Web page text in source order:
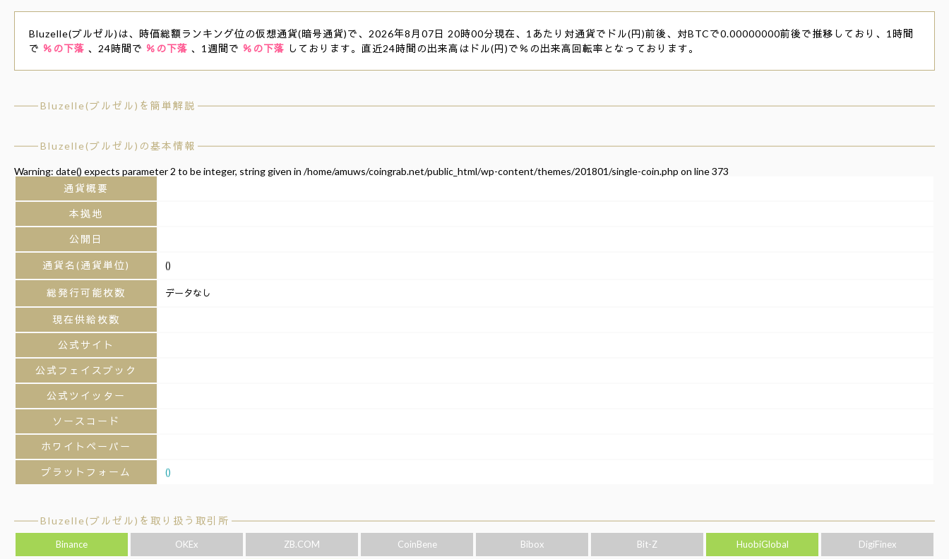
Bluzelle(ブルゼル)は、時価総額ランキング位の仮想通貨(暗号通貨)で、2026年8月07日 20時00分現在、1あたり対通貨でドル(円)前後、対BTCで0.00000000前後で推移しており、1時間
で ％の下落 、24時間で ％の下落 、1週間で ％の下落 しております。直近24時間の出来高はドル(円)で％の出来高回転率となっております。
Bluzelle(ブルゼル)を簡単解説
Bluzelle(ブルゼル)の基本情報
Warning: date() expects parameter 2 to be integer, string given in /home/amuws/coingrab.net/public_html/wp-content/themes/201801/single-coin.php on line373
通貨概要
本拠地
公開日
通貨名(通貨単位) ()
総発行可能枚数 データなし
現在供給枚数
公式サイト
公式フェイスブック
公式ツイッター
ソースコード
ホワイトペーパー
プラットフォーム ()
Bluzelle(ブルゼル)を取り扱う取引所
Binance OKEx ZB.COM CoinBene Bibox Bit-Z HuobiGlobal DigiFinex